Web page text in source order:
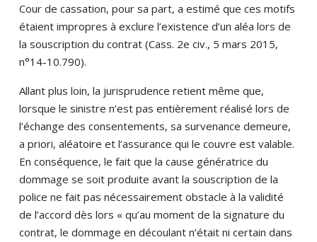
Cour de cassation, pour sa part, a estimé que ces motifs
étaient impropres à exclure l’existence d’un aléa lors de
la souscription du contrat (Cass. 2e civ., 5 mars 2015,
n°14-10.790).
Allant plus loin, la jurisprudence retient même que,
lorsque le sinistre n’est pas entièrement réalisé lors de
l’échange des consentements, sa survenance demeure,
a priori, aléatoire et l’assurance qui le couvre est valable.
En conséquence, le fait que la cause génératrice du
dommage se soit produite avant la souscription de la
police ne fait pas nécessairement obstacle à la validité
de l’accord dès lors « qu’au moment de la signature du
contrat, le dommage en découlant n’était ni certain dans